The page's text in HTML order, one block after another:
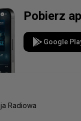
Pobierz
Google
Radiowa